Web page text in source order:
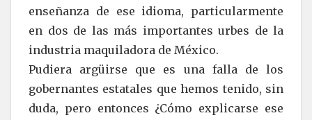
enseñanza de ese idioma, particularmente
en dos de las más importantes urbes de la
industria maquiladora de México.
Pudiera argüirse que es una falla de los
gobernantes estatales que hemos tenido, sin
duda, pero entonces ¿Cómo explicarse ese